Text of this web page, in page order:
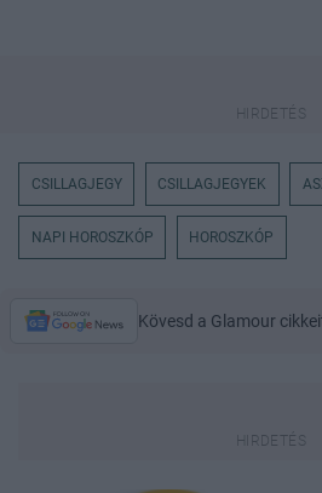
CSILLAGJEGY CSILLAGJEGYEK
NAPI HOROSZKÓP HOROSZKÓP
Kövesd a Glamour